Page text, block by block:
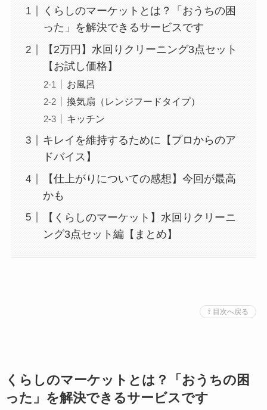
くらしのマーケットとは？「おうちの困
った」を解決できるサービスです
【2万円】水回りクリーニング3点セット
【お試し価格】
お風呂
換気扇（レンジフードタイプ）
キッチン
キレイを維持するために【プロからのア
ドバイス】
【仕上がりについての感想】今回が最高
かも
【くらしのマーケット】水回りクリーニ
ング3点セット編【まとめ】
⇧ 目次へ戻る
くらしのマーケットとは？「おうちの困
った」を解決できるサービスです